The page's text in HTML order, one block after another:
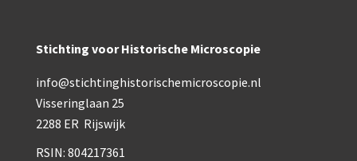
Stichting voor Historische Microscopie
info@stichtinghistorischemicroscopie.nl
Visseringlaan 25
2288 ER Rijswijk
RSIN: 804217361